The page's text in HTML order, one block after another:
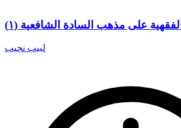
على مذهب السادة الشافعية (١)
لبيب نجيب